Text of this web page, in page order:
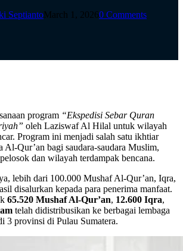
SeptiantoMarch 1, 20260 Comments
program “Ekspedisi Sebar Quran
oleh Laziswaf Al Hilal untuk wilayah
Program ini menjadi salah satu ikhtiar
Al-Qur’an bagi saudara-saudara Muslim,
dan wilayah terdampak bencana.
lebih dari 100.000 Mushaf Al-Qur’an, Iqra,
disalurkan kepada para penerima manfaat.
65.520 Mushaf Al-Qur’an, 12.600 Iqra,
telah didistribusikan ke berbagai lembaga
3 provinsi di Pulau Sumatera.